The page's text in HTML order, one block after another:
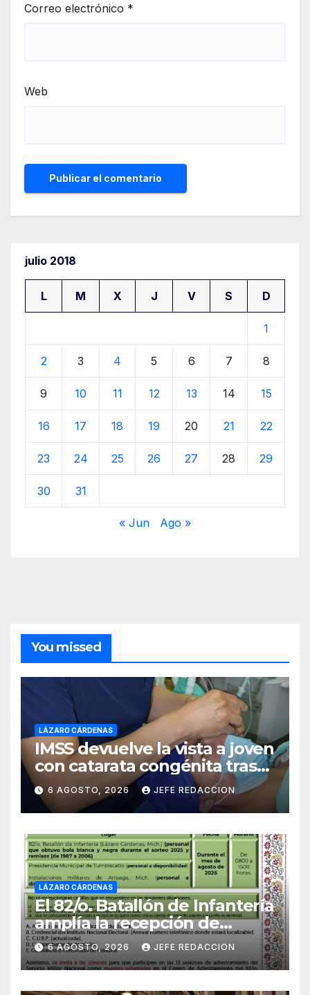
Correo electrónico *
Web
julio 2018
L M X J V S D
1
2 3 4 5 6 7 8
9 10 11 12 13 14 15
16 17 18 19 20 21 22
23 24 25 26 27 28 29
30 31
« Jun Ago »
You missed
LÁZARO CÁRDENAS
IMSS devuelve la vista a joven
con catarata congénita tras
23 años de limitación visual
6 AGOSTO, 2026 JEFE REDACCION
LÁZARO CÁRDENAS
El 82/o. Batallón de Infantería
amplía la recepción de
documentos para obtener La
Catilla del Servicio Militar
Nacional
6 AGOSTO, 2026 JEFE REDACCION